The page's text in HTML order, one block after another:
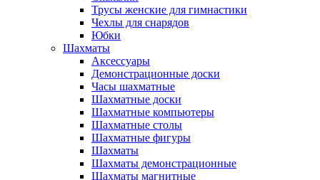
Трусы женские для гимнастики
Чехлы для снарядов
Юбки
Шахматы
Аксессуары
Демонстрационные доски
Часы шахматные
Шахматные доски
Шахматные компьютеры
Шахматные столы
Шахматные фигуры
Шахматы
Шахматы демонстрационные
Шахматы магнитные